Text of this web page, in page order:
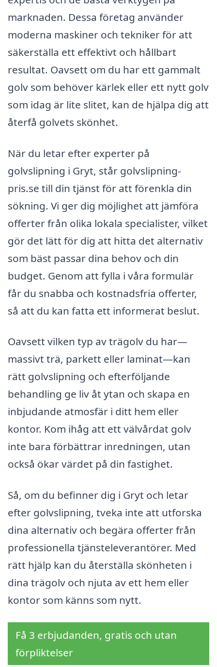
marknaden. Dessa företag använder
moderna maskiner och tekniker för att
säkerställa ett effektivt och hållbart
resultat. Oavsett om du har ett gammalt
golv som behöver kärlek eller ett nytt golv
som idag är lite slitet, kan de hjälpa dig att
återfå golvets skönhet.
När du letar efter experter på
golvslipning i Gryt, står golvslipning-
pris.se till din tjänst för att förenkla din
sökning. Vi ger dig möjlighet att jämföra
offerter från olika lokala specialister, vilket
gör det lätt för dig att hitta det alternativ
som bäst passar dina behov och din
budget. Genom att fylla i våra formulär
får du snabba och kostnadsfria offerter,
så att du kan fatta ett informerat beslut.
Oavsett vilken typ av trägolv du har—
massivt trä, parkett eller laminat—kan
rätt golvslipning och efterföljande
behandling ge liv åt ytan och skapa en
inbjudande atmosfär i ditt hem eller
kontor. Kom ihåg att ett välvårdat golv
inte bara förbättrar inredningen, utan
också ökar värdet på din fastighet.
Så, om du befinner dig i Gryt och letar
efter golvslipning, tveka inte att utforska
dina alternativ och begära offerter från
professionella tjänsteleverantörer. Med
rätt hjälp kan du återställa skönheten i
dina trägolv och njuta av ett hem eller
kontor som känns som nytt.
Få 3 erbjudanden, gratis och utan
förpliktelser